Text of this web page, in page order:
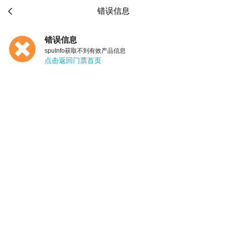
 错误信息
错误信息
spuInfo获取不到有效产品信息
点击返回门票首页